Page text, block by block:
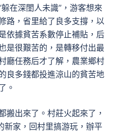
在深閨人未識”，游客想來
路，省里給了良多支撐，以
依據貧苦系數停止補貼，后
是很艱苦的，是轉移付出最
廳任務后才了解，農業鄉村
良多錢都投進涼山的貧苦地
。
搬出來了。村莊火起來了，
新家，回村里搞游玩，辦平